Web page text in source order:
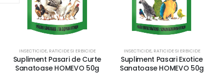
INSECTICIDE, RATICIDE SI ERBICIDE
Supliment Pasari de Curte
Sanatoase HOMEVO 50g
INSECTICIDE, RATICIDE SI ERBICIDE
Supliment Pasari Exotice
Sanatoase HOMEVO 50g